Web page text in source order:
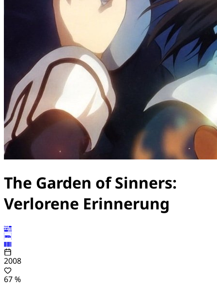
The Garden of Sinners:
Verlorene Erinnerung
2008
67 %